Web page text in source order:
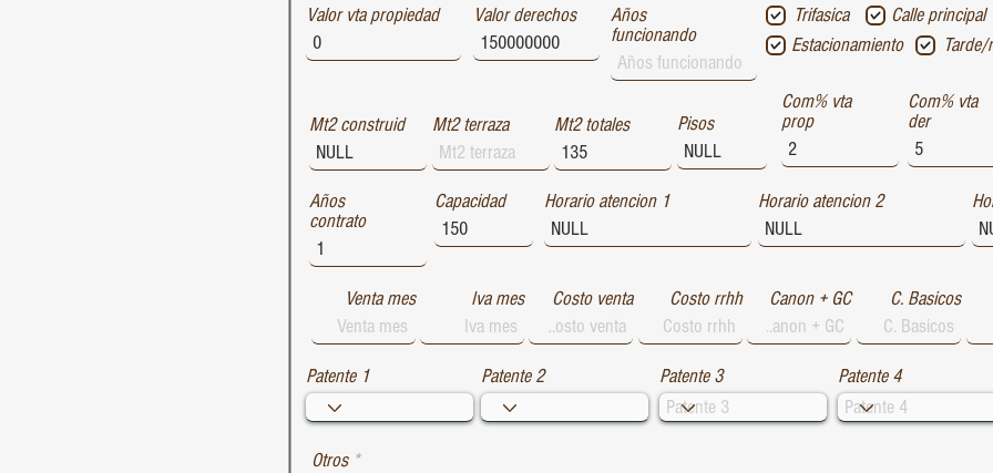
Valor vta propiedad Valor derechos
Años
funcionando
Trifasica Calle principal
Estacionamiento
Mt2 construid Mt2 terraza Mt2 totales Pisos
Com% vta
prop
Com% vta
der
Años
contrato
Capacidad Horario atencion 1 Horario atencion 2
Venta mes Iva mes Costo venta Costo rrhh Canon + GC C. Basicos
Patente 1 Patente 2 Patente 3 Patente 4
Otros
1729
1727